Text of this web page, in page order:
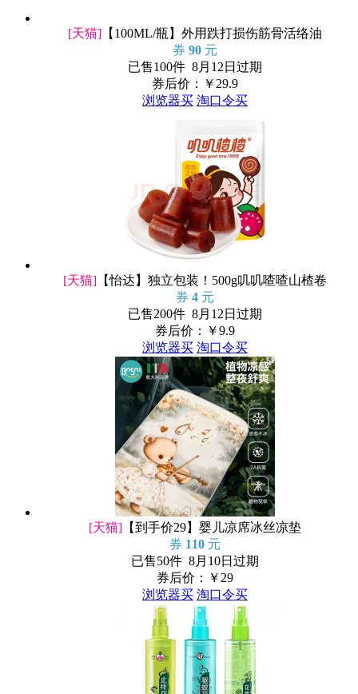
[天猫] 【100ML/瓶】外用跌打损伤筋骨活络油
券 90 元
已售100件 8月12日过期
券后价：￥ 29.9
浏览器买 淘口令买
[天猫] 【怡达】独立包装！500g叽叽喳喳山楂卷
券 4 元
已售200件 8月12日过期
券后价：￥9.9
浏览器买 淘口令买
[天猫] 【到手价29】婴儿凉席冰丝凉垫
券 110 元
已售50件 8月10日过期
券后价：￥ 29
浏览器买 淘口令买